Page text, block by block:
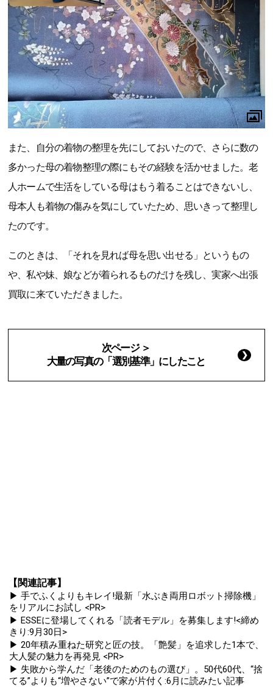
また、自分の着物の整理を先にしておいたので、さらに数の
多かった母の着物整理の際にもその経験を活かせました。老
人ホームで生活をしている母はもう着ることはできないし、
母本人も着物の傷みを気にしていたため、思いきって整理し
たのです。
このときは、「それを見れば母を思い出せる」というもの
や、私や妹、娘などが着られるものだけを残し、実家へ出張
買取に来ていただきました。
次ページ ＞
大量の写真の「選別基準」にしたこと
【関連記事】
▶ 手でふくよりもキレイ!最新「水ぶき両用ロボット掃除機」
をリアルにお試し <PR>
▶ ESSEに登場してくれる「読者モデル」を募集します!<締め
きり:9月30日>
▶ 20年積み重ねた研究と匠の技。「艶髪」を追求した1本で、
大人髪の魅力を再発見 <PR>
▶ 失敗から学んだ「老後のためのもの選び」。50代60代、“捨
てる”よりも“増やさない”で家が片付く:6月に読みたい記事